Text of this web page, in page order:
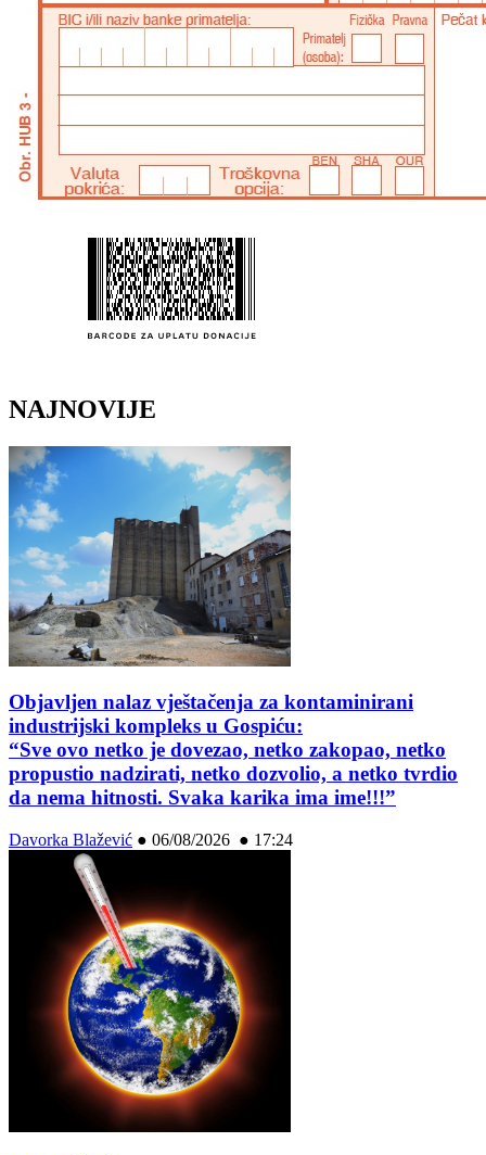
NAJNOVIJE
Objavljen nalaz vještačenja za kontaminirani
industrijski kompleks u Gospiću:
“Sve ovo netko je dovezao, netko zakopao, netko
propustio nadzirati, netko dozvolio, a netko tvrdio
da nema hitnosti. Svaka karika ima ime!!!”
Davorka Blažević ● 06/08/2026 ● 17:24